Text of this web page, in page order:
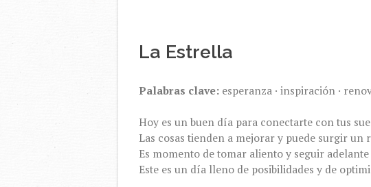
La Estrella
Palabras clave: esperanza · inspiración ·
Hoy es un buen día para conectarte con tus
Las cosas tienden a mejorar y puede surgir
Es momento de tomar aliento y seguir
Este es un día lleno de posibilidades y de